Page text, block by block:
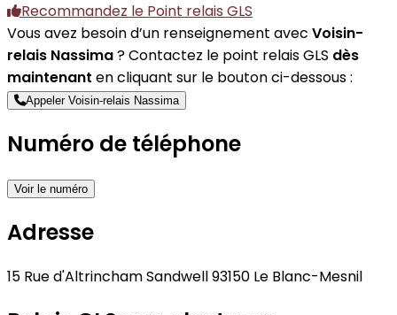
Recommandez le Point relais GLS
Vous avez besoin d’un renseignement avec Voisin-
relais Nassima? Contactez le point relais GLS dès
maintenant en cliquant sur le bouton ci-dessous :
Appeler Voisin-relais Nassima
Numéro de téléphone
Voir le numéro
Adresse
15 Rue d'Altrincham Sandwell 93150 Le Blanc-Mesnil